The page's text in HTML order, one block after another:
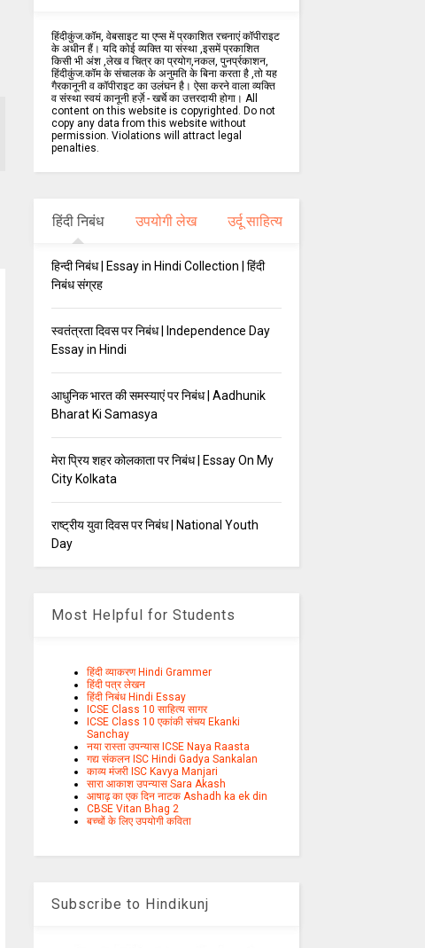
हिंदीकुंज.कॉम, वेबसाइट या एप्स में प्रकाशित रचनाएं कॉपीराइट
के अधीन हैं। यदि कोई व्यक्ति या संस्था ,इसमें प्रकाशित
किसी भी अंश ,लेख व चित्र का प्रयोग,नकल, पुनर्प्रकाशन,
हिंदीकुंज.कॉम के संचालक के अनुमति के बिना करता है ,तो यह
गैरकानूनी व कॉपीराइट का उलंघन है। ऐसा करने वाला व्यक्ति
व संस्था स्वयं कानूनी हर्ज़े - खर्चे का उत्तरदायी होगा। All
content on this website is copyrighted. Do not
copy any data from this website without
permission. Violations will attract legal
penalties.
हिंदी निबंध उपयोगी लेख उर्दू साहित्य
हिन्दी निबंध | Essay in Hindi Collection | हिंदी
निबंध संग्रह
स्वतंत्रता दिवस पर निबंध | Independence Day
Essay in Hindi
आधुनिक भारत की समस्याएं पर निबंध | Aadhunik
Bharat Ki Samasya
मेरा प्रिय शहर कोलकाता पर निबंध | Essay On My
City Kolkata
राष्ट्रीय युवा दिवस पर निबंध | National Youth
Day
Most Helpful for Students
हिंदी व्याकरण Hindi Grammer
हिंदी पत्र लेखन
हिंदी निबंध Hindi Essay
ICSE Class 10 साहित्य सागर
ICSE Class 10 एकांकी संचय Ekanki
Sanchay
नया रास्ता उपन्यास ICSE Naya Raasta
गद्य संकलन ISC Hindi Gadya Sankalan
काव्य मंजरी ISC Kavya Manjari
सारा आकाश उपन्यास Sara Akash
आषाढ़ का एक दिन नाटक Ashadh ka ek din
CBSE Vitan Bhag 2
बच्चों के लिए उपयोगी कविता
Subscribe to Hindikunj